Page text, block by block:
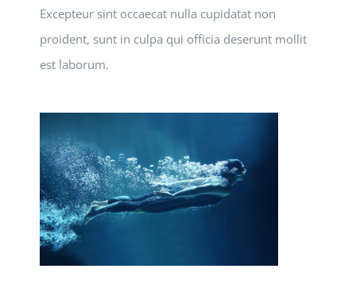
Excepteur sint occaecat nulla cupidatat non
proident, sunt in culpa qui officia deserunt mollit
est laborum.